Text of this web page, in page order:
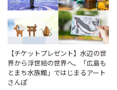
【チケットプレゼント】水辺の世
界から浮世絵の世界へ。「広島も
とまち水族館」ではじまるアート
さんぽ